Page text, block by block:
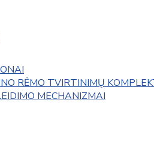
RĖMO TVIRTINIMŲ
MECHANIZMAI